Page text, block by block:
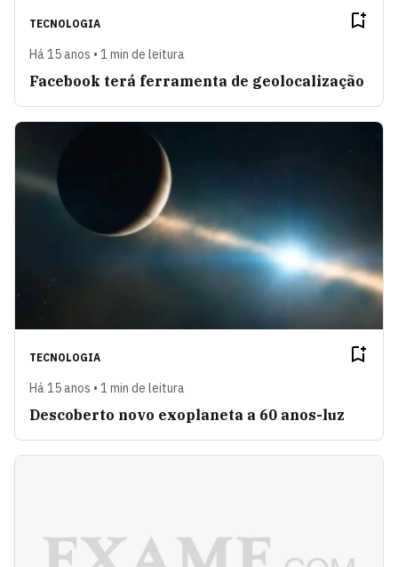
TECNOLOGIA
Há 15 anos • 1 min de leitura
Facebook terá ferramenta de geolocalização
TECNOLOGIA
Há 15 anos • 1 min de leitura
Descoberto novo exoplaneta a 60 anos-luz